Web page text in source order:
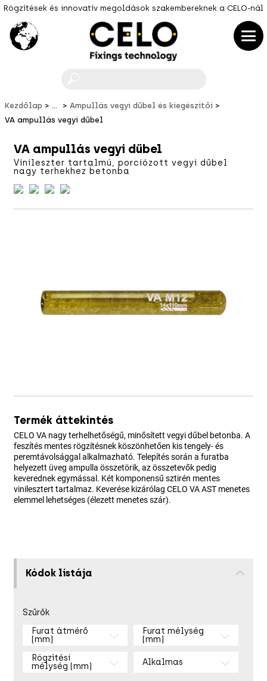
Rögzítések és innovatív megoldások szakembereknek a CELO-nál
Kezdőlap ...
Ampullás vegyi dűbel és kiegészítői
VA ampullás vegyi dűbel
VA ampullás vegyi dűbel
Vinileszter tartalmú, porciózott vegyi dűbel
nagy terhekhez betonba
Termék áttekintés
CELO VA nagy terhelhetőségű, minősített vegyi dűbel betonba. A
feszítés mentes rögzítésnek köszönhetően kis tengely- és
peremtávolsággal alkalmazható. Telepítés során a furatba
helyezett üveg ampulla összetörik, az összetevők pedig
keverednek egymással. Két komponensű sztirén mentes
vinilesztert tartalmaz. Keverése kizárólag CELO VA AST menetes
elemmel lehetséges (élezett menetes szár).
Kódok listája
Szűrők
Furat átmérő
(mm)
Furat mélység
(mm)
Rögzítési
mélység (mm)
Alkalmas